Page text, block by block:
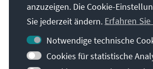
Anschrift
Kontakt
Besuchen Sie auch
anzuzeigen. Die Cookie-
Sie jederzeit ändern. Erfahren
Notwendige technische
Cookies für statistische